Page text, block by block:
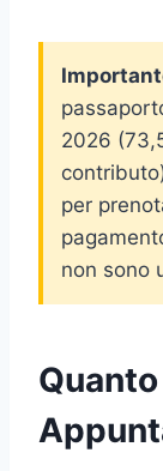
2026
per
non sono